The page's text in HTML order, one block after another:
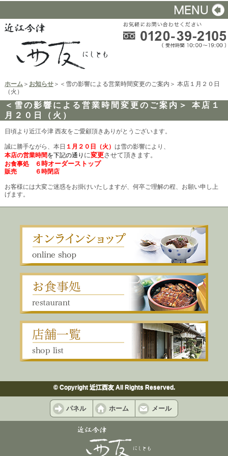
ホーム＞ お知らせ＞＜雪の影響による営業時間変更のご案内＞ 本店１月２０日
（火）
＜雪の影響による営業時間変更のご案内＞ 本店１
月２０日（火）
日頃より近江今津 西友をご愛顧頂きありがとうございます。
誠に勝手ながら、本日 １月２０日（火 ） は雪の影響により、
本店の営業時間を下記の通り に変更させて頂きます。
お食事処 ６時オーダーストップ
販売 ６時閉店
お客様には大変ご迷惑をお掛けいたしますが、何卒ご理解の程、お願い申し上
げます。
© Copyright 近江西友 All Rights Reserved.
パネル ホーム メール